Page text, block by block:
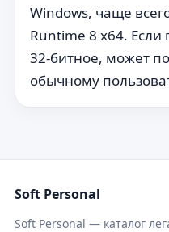
Windows, чаще
Runtime 8 x64.
32-битное, может
обычному
Soft Personal
Soft Personal — каталог